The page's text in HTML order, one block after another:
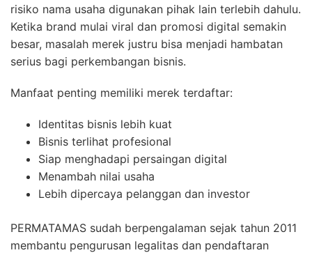
risiko nama usaha digunakan pihak lain terlebih dahulu.
Ketika brand mulai viral dan promosi digital semakin
besar, masalah merek justru bisa menjadi hambatan
serius bagi perkembangan bisnis.
Manfaat penting memiliki merek terdaftar:
Identitas bisnis lebih kuat
Bisnis terlihat profesional
Siap menghadapi persaingan digital
Menambah nilai usaha
Lebih dipercaya pelanggan dan investor
PERMATAMAS sudah berpengalaman sejak tahun 2011
membantu pengurusan legalitas dan pendaftaran